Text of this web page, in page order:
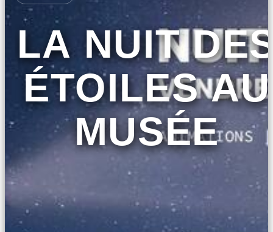
LA NUIT
ÉTOILES AU
MUSÉE